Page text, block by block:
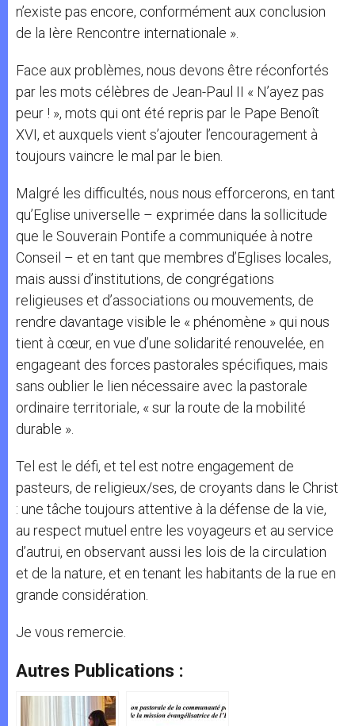
n’existe pas encore, conformément aux conclusion
de la Ière Rencontre internationale ».
Face aux problèmes, nous devons être réconfortés
par les mots célèbres de Jean-Paul II « N’ayez pas
peur ! », mots qui ont été repris par le Pape Benoît
XVI, et auxquels vient s’ajouter l’encouragement à
toujours vaincre le mal par le bien.
Malgré les difficultés, nous nous efforcerons, en tant
qu’Eglise universelle – exprimée dans la sollicitude
que le Souverain Pontife a communiquée à notre
Conseil – et en tant que membres d’Eglises locales,
mais aussi d’institutions, de congrégations
religieuses et d’associations ou mouvements, de
rendre davantage visible le « phénomène » qui nous
tient à cœur, en vue d’une solidarité renouvelée, en
engageant des forces pastorales spécifiques, mais
sans oublier le lien nécessaire avec la pastorale
ordinaire territoriale, « sur la route de la mobilité
durable ».
Tel est le défi, et tel est notre engagement de
pasteurs, de religieux/ses, de croyants dans le Christ
: une tâche toujours attentive à la défense de la vie,
au respect mutuel entre les voyageurs et au service
d’autrui, en observant aussi les lois de la circulation
et de la nature, et en tenant les habitants de la rue en
grande considération.
Je vous remercie.
Autres Publications :